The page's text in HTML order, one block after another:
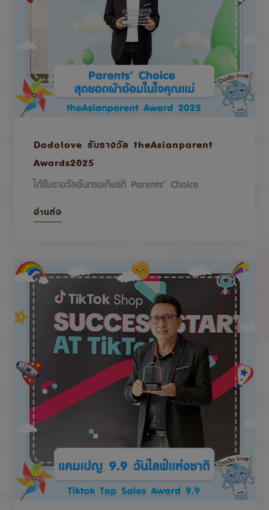
Dodolove รับรางวัล theAsianparent
Awards2025
ได้รับรางวัลอันทรงเกียรติ Parents’ Choice
อ่านต่อ